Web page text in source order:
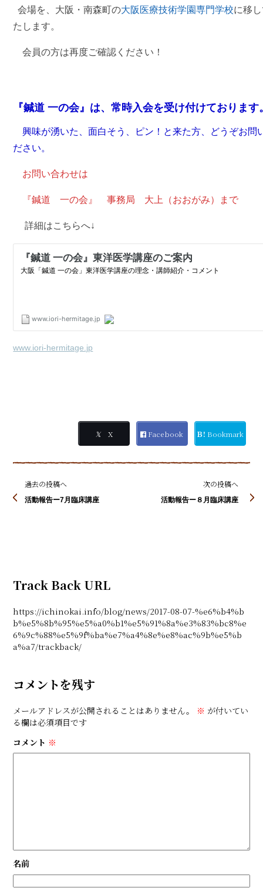
会場を、大阪・南森町の大阪医療技術学園専門学校に移
たします。
会員の方は再度ご確認ください！
『鍼道 一の会』は、常時入会を受け付けております
興味が湧いた、面白そう、ピン！と来た方、どうぞお問
ださい。
お問い合わせは
『鍼道 一の会』 事務局 大上（おおがみ）まで
詳細はこちらへ↓
www.iori-hermitage.jp
𝕏 X Facebook Ｂ! Bookmark
過去の投稿へ
活動報告ー7月臨床講座
次の投稿へ
活動報告ー８月臨床講座
Track Back URL
https://ichinokai.info/blog/news/2017-08-07-%e6%b4%b
b%e5%8b%95%e5%a0%b1%e5%91%8a%e3%83%bc8%e
6%9c%88%e5%9f%ba%e7%a4%8e%e8%ac%9b%e5%b
a%a7/trackback/
コメントを残す
メールアドレスが公開されることはありません。 ※ が付いてい
る欄は必須項目です
コメント ※
名前